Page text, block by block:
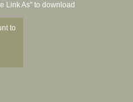
Link As" to download
to